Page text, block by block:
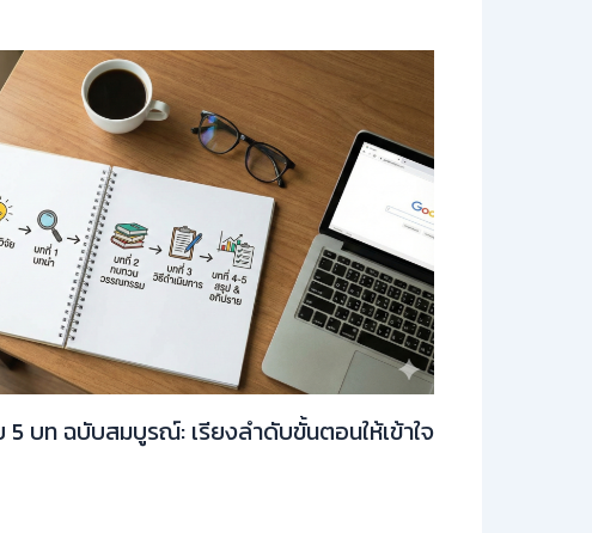
5 บท ฉบับสมบูรณ์: เรียงลำดับขั้นตอนให้เข้าใจ